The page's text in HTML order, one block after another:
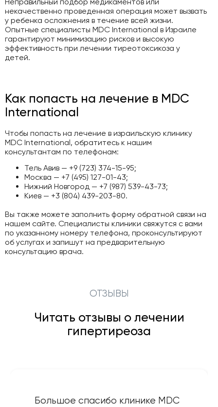
некачественно проведенная операция может вызвать
у ребенка осложнения в течение всей жизни.
Опытные специалисты MDC International в Израиле
гарантируют минимизацию рисков и высокую
эффективность при лечении тиреотоксикоза у
детей.
Как попасть на лечение в MDC
International
Чтобы попасть на лечение в израильскую клинику
MDC International, обратитесь к нашим
консультантам по телефонам:
Тель Авив — +9 (723) 374-15-95;
Москва — +7 (495) 127-01-43;
Нижний Новгород — +7 (987) 539-43-73;
Киев — +3 (804) 439-203-80.
Вы также можете заполнить форму обратной связи на
нашем сайте. Специалисты клиники свяжутся с вами
по указанному номеру телефона, проконсультируют
об услугах и запишут на предварительную
консультацию врача.
ОТЗЫВЫ
Читать отзывы о лечении
гипертиреоза
Большое спасибо клинике MDC